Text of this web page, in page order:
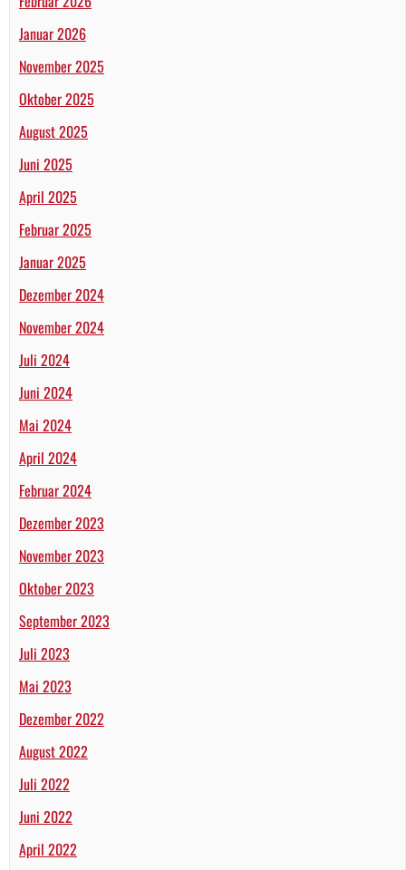
Januar 2026
November 2025
Oktober 2025
August 2025
Juni 2025
April 2025
Februar 2025
Januar 2025
Dezember 2024
November 2024
Juli 2024
Juni 2024
Mai 2024
April 2024
Februar 2024
Dezember 2023
November 2023
Oktober 2023
September 2023
Juli 2023
Mai 2023
Dezember 2022
August 2022
Juli 2022
Juni 2022
April 2022